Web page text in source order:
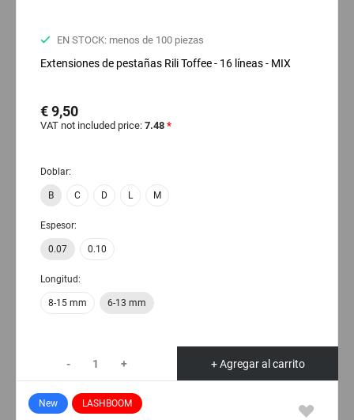
EN STOCK: menos de 100 piezas
Extensiones de pestañas Rili Toffee - 16 líneas - MIX
€ 9,50
VAT not included price: 7.48 *
Doblar:
B C D L M
Espesor:
0.07 0.10
Longitud:
8-15 mm 6-13 mm
- + + Agregar al carrito
New LASHBOOM